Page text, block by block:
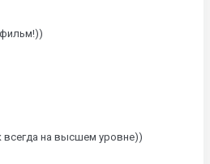
всегда на высшем уровне))